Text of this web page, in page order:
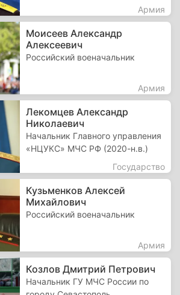
Армия
Моисеев Александр
Алексеевич
Российский военачальник
Армия
Лекомцев Александр
Николаевич
Начальник Главного управления
«НЦУКС» МЧС РФ (2020-н.в.)
Государство
Кузьменков Алексей
Михайлович
Российский военачальник
Армия
Козлов Дмитрий Петрович
Начальник ГУ МЧС России по